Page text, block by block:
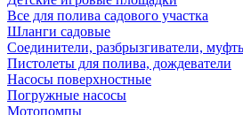
Все для полива садового участка
Шланги садовые
Соединители, разбрызгиватели,
Пистолеты для полива, дождеватели
Насосы поверхностные
Погружные насосы
Мотопомпы